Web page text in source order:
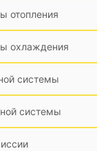
отопления
охлаждения
системы
системы